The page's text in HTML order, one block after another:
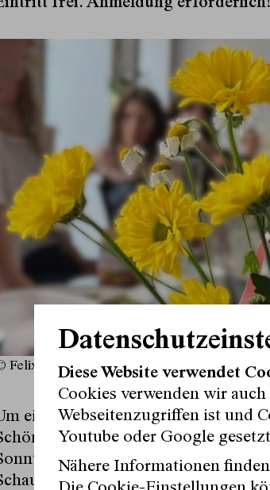
Felix Rotkehl
eine Sache kommen wir nicht
als gemeinsam zu
an langer Tafel
Crew. Wir erzählen
Diese Website verwendet
Cookies verwenden wir
Webseitenzugriffen ist und
Youtube oder Google
Nähere Informationen